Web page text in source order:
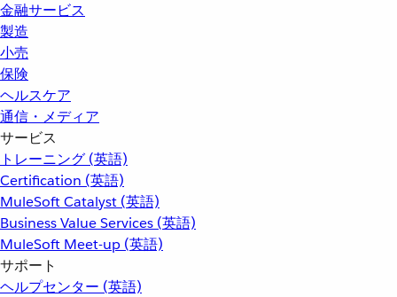
金融サービス
製造
小売
保険
ヘルスケア
通信・メディア
サービス
トレーニング (英語)
Certification (英語)
MuleSoft Catalyst (英語)
Business Value Services (英語)
MuleSoft Meet-up (英語)
サポート
ヘルプセンター (英語)